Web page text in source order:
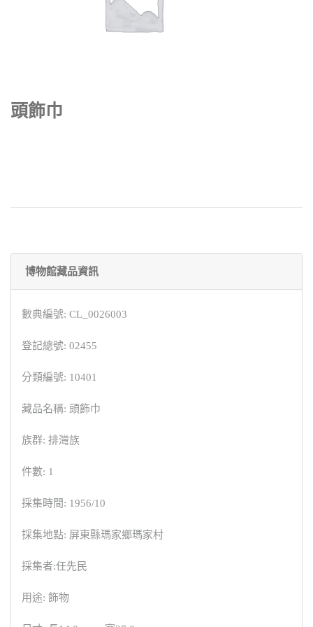
頭飾巾
博物館藏品資訊
數典編號: CL_0026003
登記總號: 02455
分類編號: 10401
藏品名稱: 頭飾巾
族群: 排灣族
件數: 1
採集時間: 1956/10
採集地點: 屏東縣瑪家鄉瑪家村
採集者:任先民
用途: 飾物